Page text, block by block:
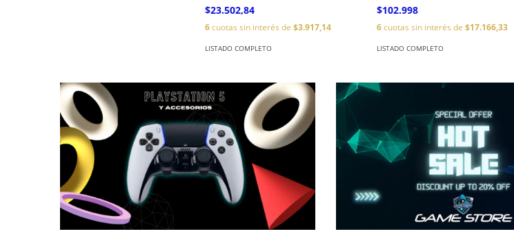
$23.502,84
6cuotas sin interés de $3.917,14
LISTADO COMPLETO
$102.998
6cuotas sin interés de $17.166,33
LISTADO COMPLETO